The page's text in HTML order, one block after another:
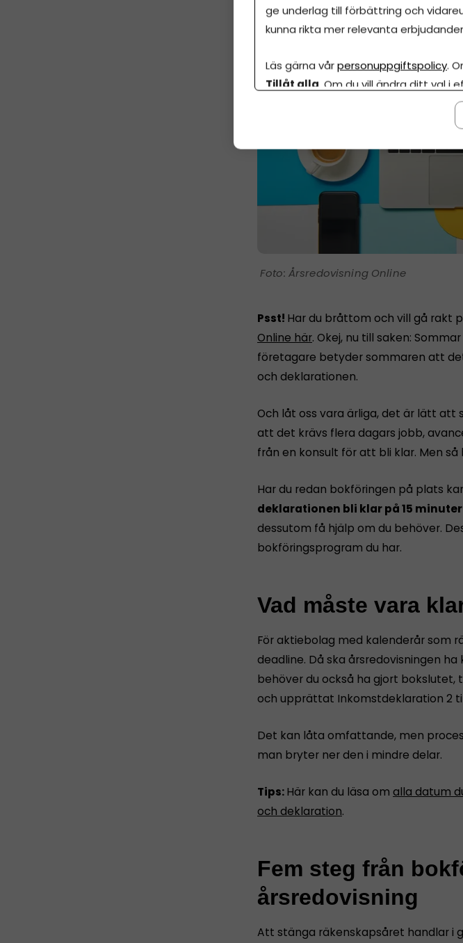
Årsredovisning Online
Psst! Har du bråttom och vill gå rakt
Online här. Okej, nu till saken:
företagare betyder sommaren att
och deklarationen.
Och låt oss vara ärliga, det är lätt
att det krävs flera dagars jobb,
från en konsult för att bli klar. Men
Har du redan bokföringen på plats
deklarationen bli klar på 15 minuter
dessutom få hjälp om du behöver.
bokföringsprogram du har.
Vad måste vara
För aktiebolag med kalenderår som
deadline. Då ska årsredovisningen
behöver du också ha gjort
och upprättat Inkomstdeklaration 2
Det kan låta omfattande, men
man bryter ner den i mindre delar.
Tips:Här kan du läsa om alla datum
och deklaration.
Fem steg från
årsredovisning
Att stänga räkenskapsåret handlar i
ge underlag till förbättring och
kunna rikta mer relevanta
Läs gärna vårpersonuppgiftspolicy.
Tillåt alla . Om du vill ändra ditt val